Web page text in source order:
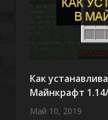
Как
Майнкрафт
Май 10, 2019